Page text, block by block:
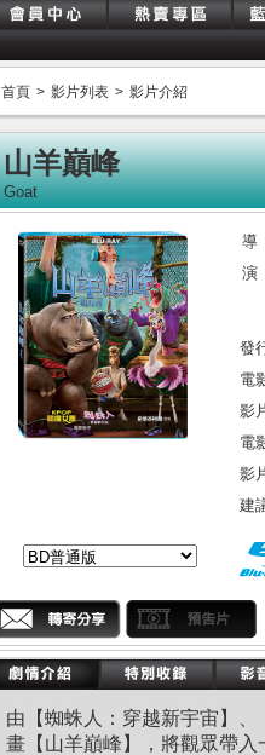
首頁 > 影片列表 > 影片介紹
山羊巔峰
Goat
發
電
影
電
影
建
由【蜘蛛人：穿越新宇宙】
畫【山羊巔峰】，將觀眾帶